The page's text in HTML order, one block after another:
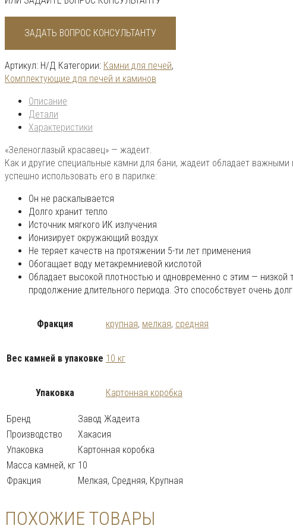
ЗАДАТЬ ВОПРОС КОНСУЛЬТАНТУ
Артикул: Н/Д Категории: Камни для печей,
Комплектующие для печей и каминов
Описание
Детали
Характеристики
«Зеленоглазый красавец» — жадеит.
Как и другие специальные камни для бани, жадеит обладает
успешно использовать его в парилке:
Он не раскалывается
Долго хранит тепло
Источник мягкого ИК излучения
Ионизирует окружающий воздух
Не теряет качеств на протяжении 5-ти лет применения
Обогащает воду метакремниевой кислотой
Обладает высокой плотностью и одновременно с этим —
продолжение длительного периода. Это способствует очень
Фракция крупная, мелкая, средняя
Вес камней в упаковке 10 кг
Упаковка Картонная коробка
Бренд
Завод Жадеита
Производство
Хакасия
Упаковка
Картонная коробка
Масса камней, кг 10
Фракция
Мелкая, Средняя, Крупная
ПОХОЖИЕ ТОВАРЫ